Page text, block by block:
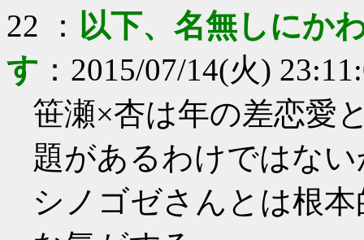
22 ： 以下、名無しにか
す ： 2015/07/14(火)
笹瀬×杏は年の差恋愛
題があるわけではな
シノゴゼさんとは根